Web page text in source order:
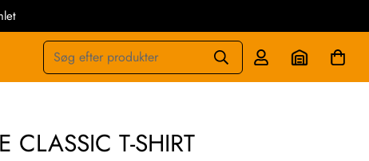
Søg efter produkter
CLASSIC T-SHIRT